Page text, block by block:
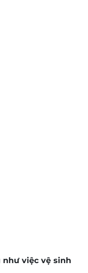
việc vệ sinh